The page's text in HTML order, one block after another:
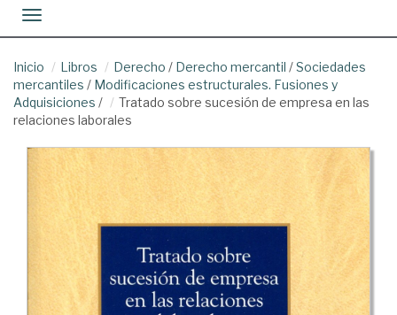
Toggle navigation
Inicio Libros Derecho / Derecho mercantil /Sociedades
mercantiles / Modificaciones estructurales. Fusiones y
Adquisiciones /
Tratado sobre sucesión de empresa en las
relaciones laborales